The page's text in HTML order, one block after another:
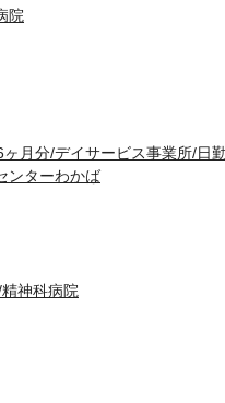
院
月分/デイサービス事業所/日
ンターわかば
神科病院